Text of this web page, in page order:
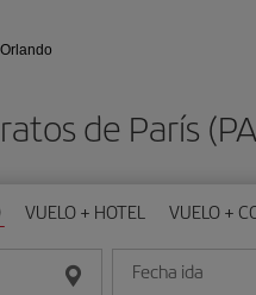
de París
VUELO + HOTEL VUELO +
Fecha ida
Introduce la fecha